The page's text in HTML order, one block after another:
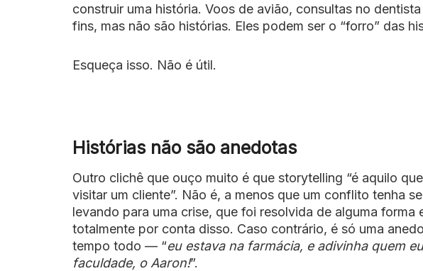
construir uma história. Voos de avião, consultas no
fins, mas não são histórias. Eles podem ser o “forro” das
Esqueça isso. Não é útil.
Histórias não são anedotas
Outro clichê que ouço muito é que storytelling “é aquilo
visitar um cliente”. Não é, a menos que um conflito tenha
levando para uma crise, que foi resolvida de alguma
totalmente por conta disso. Caso contrário, é só uma
tempo todo — “eu estava na farmácia, e adivinha quem
faculdade, o Aaron!”.